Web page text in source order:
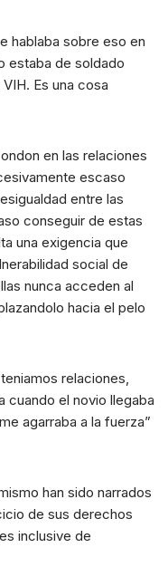
hablaba sobre eso en
estaba de soldado
Es una cosa
en las relaciones
escaso
entre las
conseguir de estas
una exigencia que
social de
nunca acceden al
hacia el pelo
relaciones,
cuando el novio llegaba
agarraba a la fuerza”
han sido narrados
de sus derechos
inclusive de